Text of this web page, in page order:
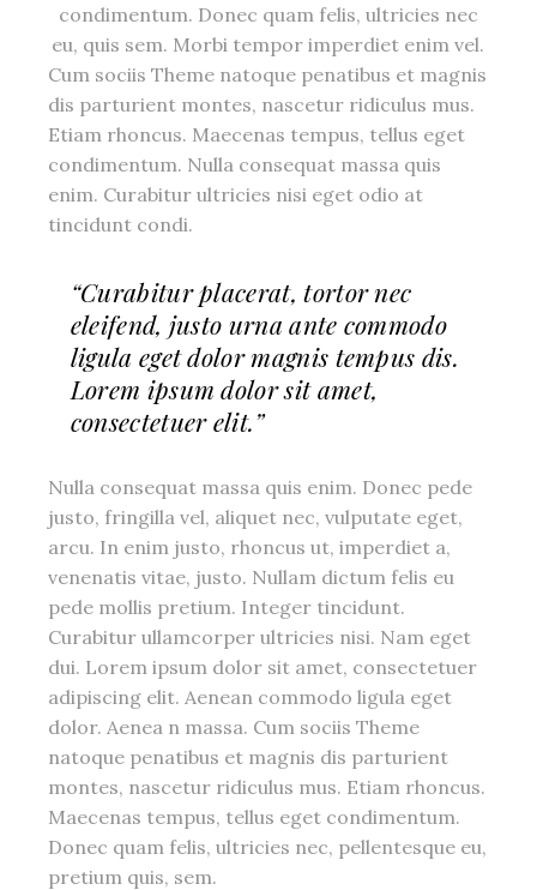
condimentum. Donec quam felis, ultricies nec
eu, quis sem. Morbi tempor imperdiet enim vel.
Cum sociis Theme natoque penatibus et magnis
dis parturient montes, nascetur ridiculus mus.
Etiam rhoncus. Maecenas tempus, tellus eget
condimentum. Nulla consequat massa quis
enim. Curabitur ultricies nisi eget odio at
tincidunt condi.
“Curabitur placerat, tortor nec
eleifend, justo urna ante commodo
ligula eget dolor magnis tempus dis.
Lorem ipsum dolor sit amet,
consectetuer elit.”
Nulla consequat massa quis enim. Donec pede
justo, fringilla vel, aliquet nec, vulputate eget,
arcu. In enim justo, rhoncus ut, imperdiet a,
venenatis vitae, justo. Nullam dictum felis eu
pede mollis pretium. Integer tincidunt.
Curabitur ullamcorper ultricies nisi. Nam eget
dui. Lorem ipsum dolor sit amet, consectetuer
adipiscing elit. Aenean commodo ligula eget
dolor. Aenea n massa. Cum sociis Theme
natoque penatibus et magnis dis parturient
montes, nascetur ridiculus mus. Etiam rhoncus.
Maecenas tempus, tellus eget condimentum.
Donec quam felis, ultricies nec, pellentesque eu,
pretium quis, sem.